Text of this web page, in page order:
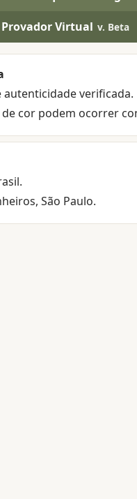
Provador Virtual v. Beta
autenticidade verificada.
de cor podem ocorrer
São Paulo.